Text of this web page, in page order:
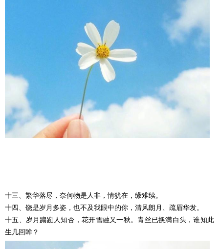
十三、繁华落尽，奈何物是人非，情犹在，缘难续。
十四、饶是岁月多姿，也不及我眼中的你，清风朗月、疏眉华发。
十五、岁月蹁跹人知否，花开雪融又一秋。青丝已换满白头，谁知此
生几回眸？